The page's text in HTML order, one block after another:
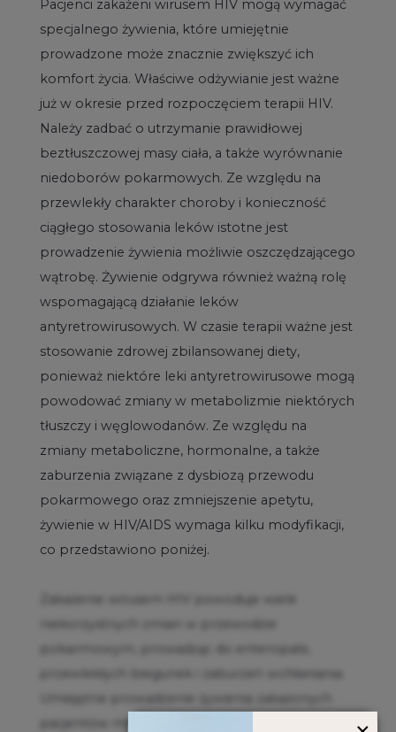
Pacjenci zakażeni wirusem HIV mogą wymagać
specjalnego żywienia, które umiejętnie
prowadzone może znacznie zwiększyć ich
komfort życia. Właściwe odżywianie jest ważne
już w okresie przed rozpoczęciem terapii HIV.
Należy zadbać o utrzymanie prawidłowej
beztłuszczowej masy ciała, a także wyrównanie
niedoborów pokarmowych. Ze względu na
przewlekły charakter choroby i konieczność
ciągłego stosowania leków istotne jest
prowadzenie żywienia możliwie oszczędzającego
wątrobę. Żywienie odgrywa również ważną rolę
wspomagającą działanie leków
antyretrowirusowych. W czasie terapii ważne jest
stosowanie zdrowej zbilansowanej diety,
ponieważ niektóre leki antyretrowirusowe mogą
powodować zmiany w metabolizmie niektórych
tłuszczy i węglowodanów. Ze względu na
zmiany metaboliczne, hormonalne, a także
zaburzenia związane z dysbiozą przewodu
pokarmowego oraz zmniejszenie apetytu,
żywienie w HIV/AIDS wymaga kilku modyfikacji,
co przedstawiono poniżej.
pacjentów może znacznie zwiększyć ich